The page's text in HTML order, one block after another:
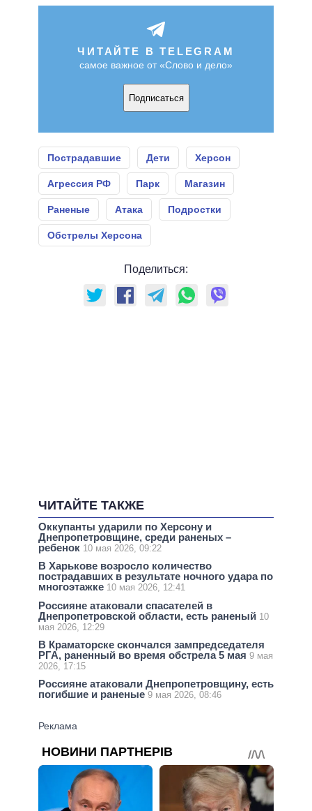
ЧИТАЙТЕ В TELEGRAM
самое важное от «Слово и дело»
Подписаться
Пострадавшие Дети Херсон
Агрессия РФ Парк Магазин
Раненые Атака Подростки
Обстрелы Херсона
Поделиться:
ЧИТАЙТЕ ТАКЖЕ
Оккупанты ударили по Херсону и
Днепропетровщине, среди раненых –
ребенок 10 мая 2026, 09:22
В Харькове возросло количество
пострадавших в результате ночного удара по
многоэтажке 10 мая 2026, 12:41
Россияне атаковали спасателей в
Днепропетровской области, есть раненый 10
мая 2026, 12:29
В Краматорске скончался зампредседателя
РГА, раненный во время обстрела 5 мая 9 мая
2026, 17:15
Россияне атаковали Днепропетровщину, есть
погибшие и раненые 9 мая 2026, 08:46